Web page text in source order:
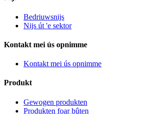
Bedriuwsnijs
Nijs út 'e sektor
Kontakt mei ús opnimme
Kontakt mei ús opnimme
Produkt
Gewogen produkten
Produkten foar bûten